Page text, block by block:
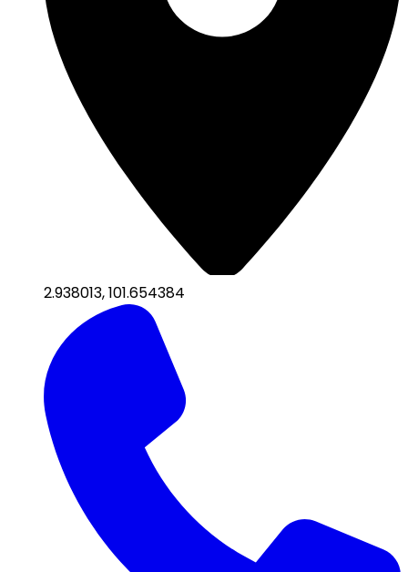
2.938013,101.654384